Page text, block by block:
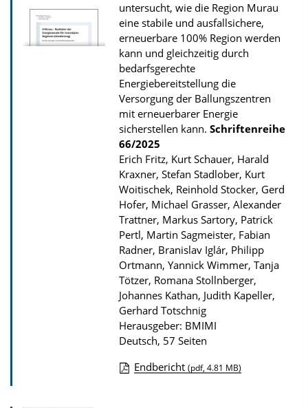
z
u
r
P
u
b
l
i
k
a
t
i
o
n
untersucht, wie die Region Murau
eine stabile und ausfallsichere,
erneuerbare 100% Region werden
kann und gleichzeitig durch
bedarfsgerechte
Energiebereitstellung die
Versorgung der Ballungszentren
mit erneuerbarer Energie
sicherstellen kann. Schriftenreihe
66/2025
Erich Fritz, Kurt Schauer, Harald
Kraxner, Stefan Stadlober, Kurt
Woitischek, Reinhold Stocker, Gerd
Hofer, Michael Grasser, Alexander
Trattner, Markus Sartory, Patrick
Pertl, Martin Sagmeister, Fabian
Radner, Branislav Iglár, Philipp
Ortmann, Yannick Wimmer, Tanja
Tötzer, Romana Stollnberger,
Johannes Kathan, Judith Kapeller,
Gerhard Totschnig
Herausgeber: BMIMI
Deutsch, 57 Seiten
Endbericht (pdf, 4.81 MB)